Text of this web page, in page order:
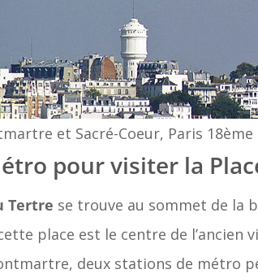
et Sacré-Coeur, Paris
pour visiter la
Tertre se trouve au sommet de la
place est le centre de l’ancien
deux stations de métro